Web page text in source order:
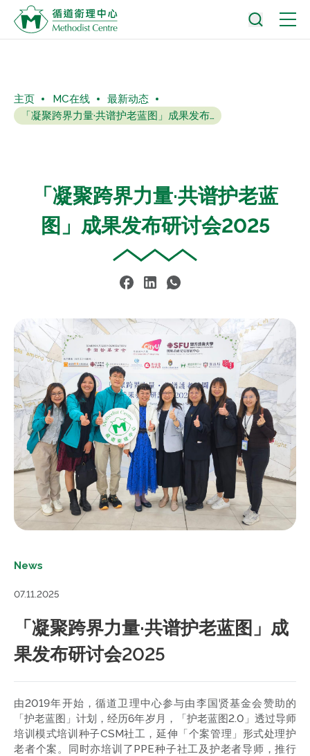
主页 MC在线
最新动态
「凝聚跨界力量·共谱护老蓝图」成果发布研讨会2025
「凝聚跨界力量·共谱护老蓝
图」成果发布研讨会2025
News
07.11.2025
「凝聚跨界力量·共谱护老蓝图」成
果发布研讨会2025
由2019年开始，循道卫理中心参与由李国贤基金会赞助的
「护老蓝图」计划，经历6年岁月，「护老蓝图2.0」透过导师
培训模式培训种子CSM社工，延伸「个案管理」形式处理护
老者个案。同时亦培训了PPE种子社工及护老者导师，推行